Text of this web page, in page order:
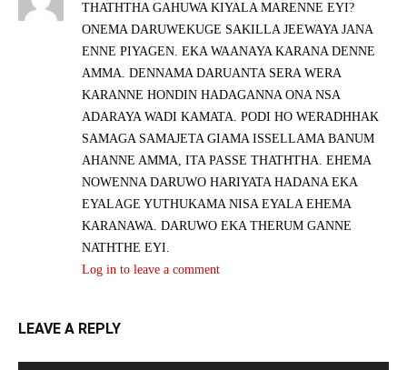
THATHTHA GAHUWA KIYALA MARENNE EYI?
ONEMA DARUWEKUGE SAKILLA JEEWAYA JANA
ENNE PIYAGEN. EKA WAANAYA KARANA DENNE
AMMA. DENNAMA DARUANTA SERA WERA
KARANNE HONDIN HADAGANNA ONA NSA
ADARAYA WADI KAMATA. PODI HO WERADHHAK
SAMAGA SAMAJETA GIAMA ISSELLAMA BANUM
AHANNE AMMA, ITA PASSE THATHTHA. EHEMA
NOWENNA DARUWO HARIYATA HADANA EKA
EYALAGE YUTHUKAMA NISA EYALA EHEMA
KARANAWA. DARUWO EKA THERUM GANNE
NATHTHE EYI.
Log in to leave a comment
LEAVE A REPLY